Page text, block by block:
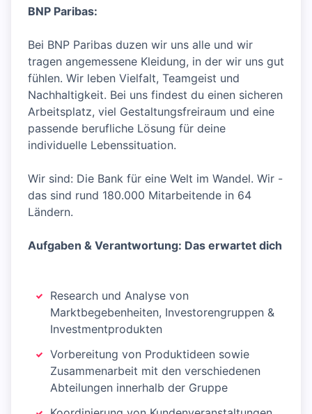
BNP Paribas:
Bei BNP Paribas duzen wir uns alle und wir
tragen angemessene Kleidung, in der wir uns gut
fühlen. Wir leben Vielfalt, Teamgeist und
Nachhaltigkeit. Bei uns findest du einen sicheren
Arbeitsplatz, viel Gestaltungsfreiraum und eine
passende berufliche Lösung für deine
individuelle Lebenssituation.
Wir sind: Die Bank für eine Welt im Wandel. Wir -
das sind rund 180.000 Mitarbeitende in 64
Ländern.
Aufgaben & Verantwortung: Das erwartet dich
Research und Analyse von
Marktbegebenheiten, Investorengruppen &
Investmentprodukten
Vorbereitung von Produktideen sowie
Zusammenarbeit mit den verschiedenen
Abteilungen innerhalb der Gruppe